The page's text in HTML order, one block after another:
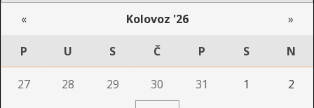
« Kolovoz '26 »
P U S Č P S N
27 28 29 30 31 1 2